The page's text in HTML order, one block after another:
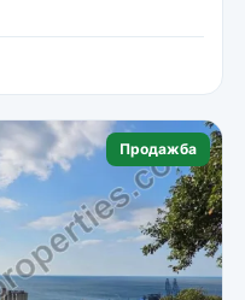
Продажба